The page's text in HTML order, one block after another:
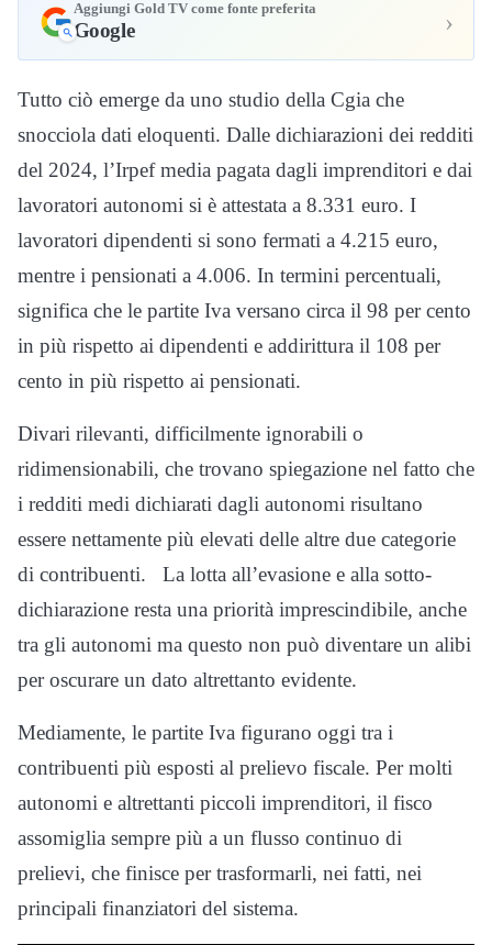
Aggiungi Gold TV come fonte preferita
Google ›
Tutto ciò emerge da uno studio della Cgia che
snocciola dati eloquenti. Dalle dichiarazioni dei redditi
del 2024, l’Irpef media pagata dagli imprenditori e dai
lavoratori autonomi si è attestata a 8.331 euro. I
lavoratori dipendenti si sono fermati a 4.215 euro,
mentre i pensionati a 4.006. In termini percentuali,
significa che le partite Iva versano circa il 98 per cento
in più rispetto ai dipendenti e addirittura il 108 per
cento in più rispetto ai pensionati.
Divari rilevanti, difficilmente ignorabili o
ridimensionabili, che trovano spiegazione nel fatto che
i redditi medi dichiarati dagli autonomi risultano
essere nettamente più elevati delle altre due categorie
di contribuenti. La lotta all’evasione e alla sotto-
dichiarazione resta una priorità imprescindibile, anche
tra gli autonomi ma questo non può diventare un alibi
per oscurare un dato altrettanto evidente.
Mediamente, le partite Iva figurano oggi tra i
contribuenti più esposti al prelievo fiscale. Per molti
autonomi e altrettanti piccoli imprenditori, il fisco
assomiglia sempre più a un flusso continuo di
prelievi, che finisce per trasformarli, nei fatti, nei
principali finanziatori del sistema.